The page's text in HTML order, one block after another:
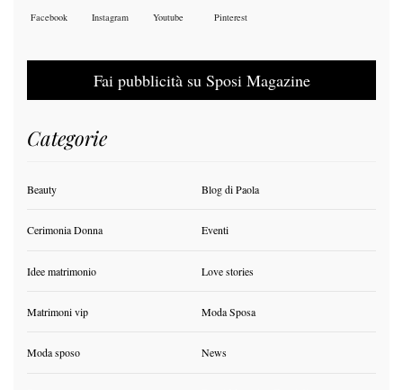
Facebook Instagram Youtube Pinterest
Fai pubblicità su Sposi Magazine
Categorie
Beauty Blog di Paola
Cerimonia Donna Eventi
Idee matrimonio Love stories
Matrimoni vip Moda Sposa
Moda sposo News